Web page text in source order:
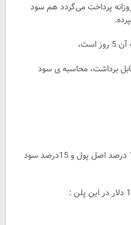
پرداخت می‌گردد هم سود
روزانه %23 درصد قابل برداشت، محاسبه ی سود
ازین 115 درصد پرداخت شده 100 درصد اصل پول و 15درصد سود